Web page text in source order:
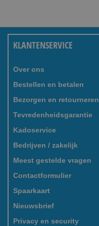
KLANTENSERVICE
Over ons
Bestellen en betalen
Bezorgen en retourneren
Tevredenheidsgarantie
Kadoservice
Bedrijven / zakelijk
Meest gestelde vragen
Contactformulier
Spaarkaart
Nieuwsbrief
Privacy en security